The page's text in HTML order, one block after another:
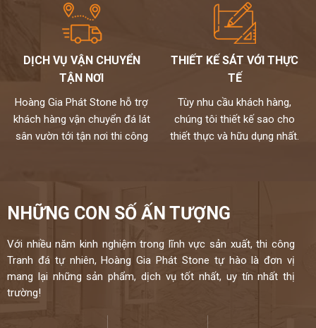
DỊCH VỤ VẬN CHUYỂN
TẬN NƠI
Hoàng Gia Phát Stone hỗ trợ
khách hàng vận chuyển đá lát
sân vườn tới tận nơi thi công
THIẾT KẾ SÁT VỚI THỰC
TẾ
Tùy nhu cầu khách hàng,
chúng tôi thiết kế sao cho
thiết thực và hữu dụng nhất.
NHỮNG CON SỐ ẤN TƯỢNG
Với nhiều năm kinh nghiệm trong lĩnh vực sản xuất, thi công
Tranh đá tự nhiên, Hoàng Gia Phát Stone tự hào là đơn vị
mang lại những sản phẩm, dịch vụ tốt nhất, uy tín nhất thị
trường!